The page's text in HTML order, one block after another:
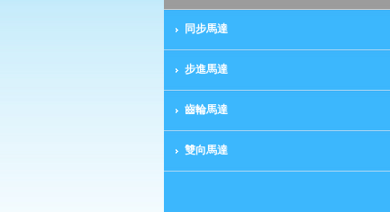
同步馬達
步進馬達
齒輪馬達
雙向馬達